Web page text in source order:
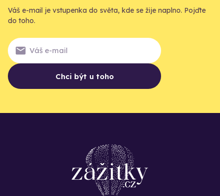
Váš e-mail je vstupenka do světa, kde se žije naplno. Pojďte
do toho.
Chci být u toho